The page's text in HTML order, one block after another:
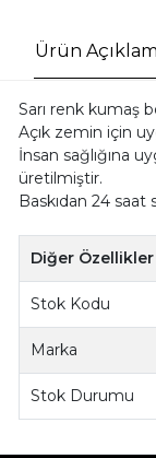
Ürün
Sarı renk kumaş
Açık zemin için
İnsan sağlığına
üretilmiştir.
Baskıdan 24
Diğer Özellikler
Stok Kodu
Marka
Stok Durumu